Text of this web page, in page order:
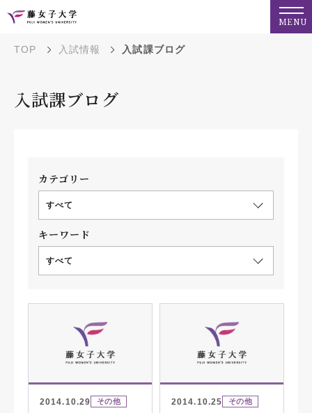
MENU
TOP 入試情報 入試課ブログ
入試課ブログ
カテゴリー
すべて
キーワード
すべて
2014.10.29 その他 2014.10.25 その他